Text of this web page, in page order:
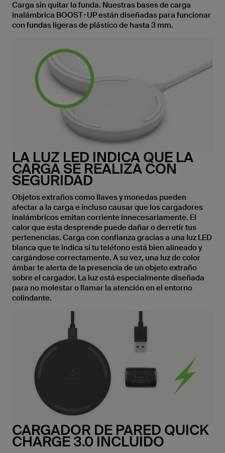
Carga sin quitar la funda. Nuestras bases de carga
inalámbrica BOOST↑UP están diseñadas para funcionar
con fundas ligeras de plástico de hasta 3 mm.
LA LUZ LED INDICA QUE LA
CARGA SE REALIZA CON
SEGURIDAD
Objetos extraños como llaves y monedas pueden
afectar a la carga e incluso causar que los cargadores
inalámbricos emitan corriente innecesariamente. El
calor que esta desprende puede dañar o derretir tus
pertenencias. Carga con confianza gracias a una luz LED
blanca que te indica si tu teléfono está bien alineado y
cargándose correctamente. A su vez, una luz de color
ámbar te alerta de la presencia de un objeto extraño
sobre el cargador. La luz está especialmente diseñada
para no molestar o llamar la atención en el entorno
colindante.
CARGADOR DE PARED QUICK
CHARGE 3.0 INCLUIDO